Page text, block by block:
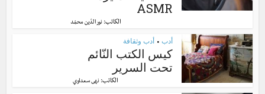
ASMR
الكاتب:نور الدّين محمّد
أدب • أدب وثقافة
كيس الكتب النّائم
تحت السرير
الكاتب: نهى سعداوي